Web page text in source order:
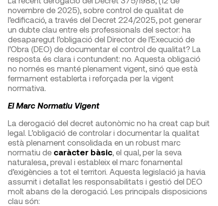
novembre de 2025), sobre control de qualitat de
l’edificació, a través del Decret 224/2025, pot generar
un dubte clau entre els professionals del sector: ha
desaparegut l’obligació del Director de l’Execució de
l’Obra (DEO) de documentar el control de qualitat? La
resposta és clara i contundent: no. Aquesta obligació
no només es manté plenament vigent, sinó que està
fermament establerta i reforçada per la vigent
normativa.
El Marc Normatiu Vigent
La derogació del decret autonòmic no ha creat cap buit
legal. L’obligació de controlar i documentar la qualitat
està plenament consolidada en un robust marc
normatiu de caràcter bàsic , el qual, per la seva
naturalesa, preval i estableix el marc fonamental
d’exigències a tot el territori. Aquesta legislació ja havia
assumit i detallat les responsabilitats i gestió del DEO
molt abans de la derogació. Les principals disposicions
clau són: